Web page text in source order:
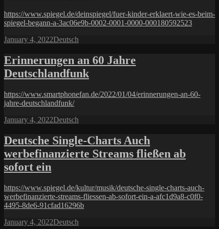
https://www.spiegel.de/deinspiegel/fuer-kinder-erklaert-wie-es-beim-
spiegel-begann-a-3ac06e9b-0002-0001-0000-000180592523
Posted
January 4, 2022Categories
Deutsch
Erinnerungen an 60 Jahre
Deutschlandfunk
https://www.smartphonefan.de/2022/01/04/erinnerungen-an-60-
jahre-deutschlandfunk/
Posted
January 4, 2022Categories
Deutsch
Deutsche Single-Charts Auch
werbefinanzierte Streams fließen ab
sofort ein
https://www.spiegel.de/kultur/musik/deutsche-single-charts-auch-
werbefinanzierte-streams-fliessen-ab-sofort-ein-a-afc1d9a8-c0f0-
4495-8de6-91cfad16296b
Posted
January 4, 2022Categories
Deutsch